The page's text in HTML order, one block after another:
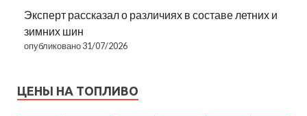
Эксперт рассказал о различиях в составе летних и
зимних шин
опубликовано 31/07/2026
ЦЕНЫ НА ТОПЛИВО